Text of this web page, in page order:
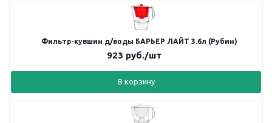
Фильтр-кувшин д/воды БАРЬЕР ЛАЙТ 3.6л (Рубин)
923 руб./шт
В корзину